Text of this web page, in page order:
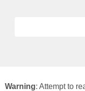
Warning: Attempt to